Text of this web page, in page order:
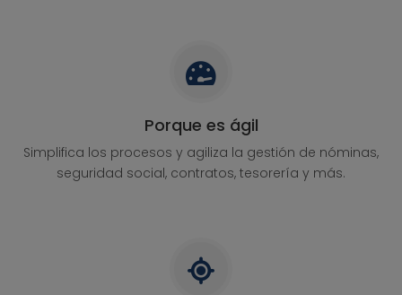
Porque es ágil
Simplifica los procesos y agiliza la gestión de nóminas,
seguridad social, contratos, tesorería y más.